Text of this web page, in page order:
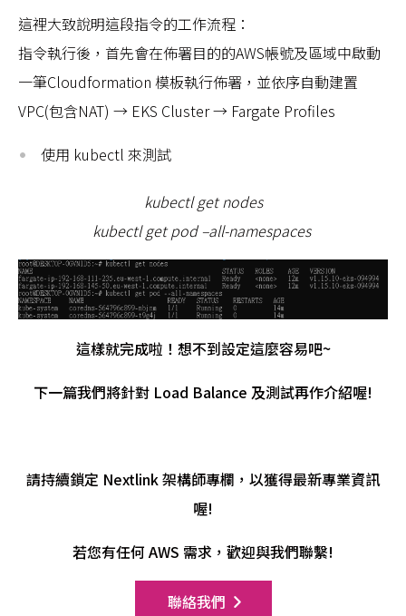
這裡大致說明這段指令的工作流程：
指令執行後，首先會在佈署目的的AWS帳號及區域中啟動
一筆Cloudformation 模板執行佈署，並依序自動建置
VPC(包含NAT) → EKS Cluster → Fargate Profiles
使用 kubectl 來測試
kubectl get nodes
kubectl get pod –all-namespaces
這樣就完成啦！想不到設定這麼容易吧~
下一篇我們將針對 Load Balance 及測試再作介紹喔!
請持續鎖定 Nextlink 架構師專欄，以獲得最新專業資訊
喔!
若您有任何 AWS 需求，歡迎與我們聯繫!
聯絡我們